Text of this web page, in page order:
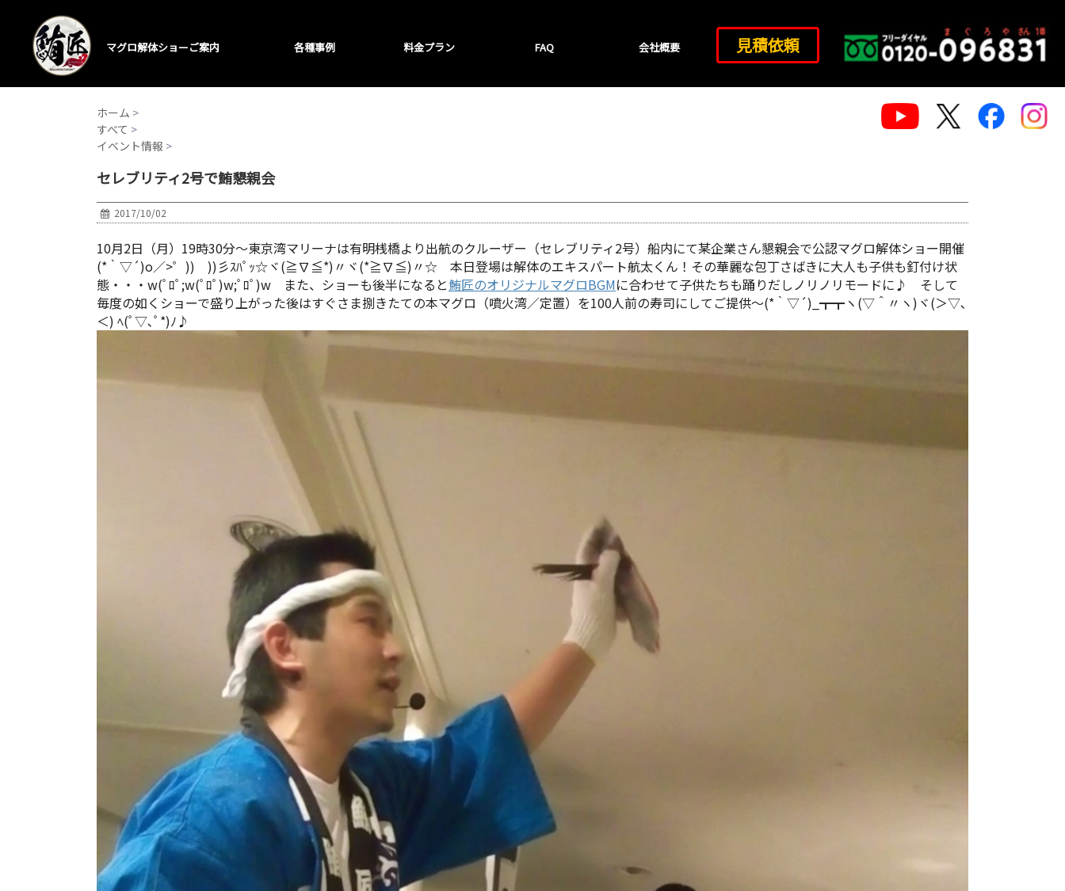
マグロ解体ショーご案内 各種事例 料金プラン FAQ 会社概要 見積依頼
ホーム >
すべて >
イベント情報 >
セレブリティ2号で鮪懇親会
2017/10/02
10月2日（月）19時30分～東京湾マリーナは有明桟橋より出航のクルーザー（セレブリティ2号）船内にて某企業さん懇親会で公認マグロ解体ショー開催
(*｀▽´)o／>゜)) ))彡ｽﾊﾟｯ☆ヾ(≧∇≦*)〃ヾ(*≧∇≦)〃☆ 本日登場は解体のエキスパート航太くん！その華麗な包丁さばきに大人も子供も釘付け状
態・・・w(ﾟﾛﾟ;w(ﾟﾛﾟ)w;ﾟﾛﾟ)w また、ショーも後半になると鮪匠のオリジナルマグロBGMに合わせて子供たちも踊りだしノリノリモードに♪ そして
毎度の如くショーで盛り上がった後はすぐさま捌きたての本マグロ（噴火湾／定置）を100人前の寿司にしてご提供～(*｀▽´)_┳┳ヽ(▽＾〃ヽ)ヾ(＞▽､
＜) ﾍ(ﾟ▽､ﾟ*)ﾉ♪